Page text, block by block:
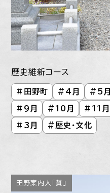
歴史維新コース
# 田野町 # 4月 # 5月
# 9月 #10月 #11月
# 3月 # 歴史・文化
田野案内人「賛」